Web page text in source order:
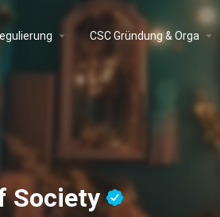
CSC Gründung & Orga
Society